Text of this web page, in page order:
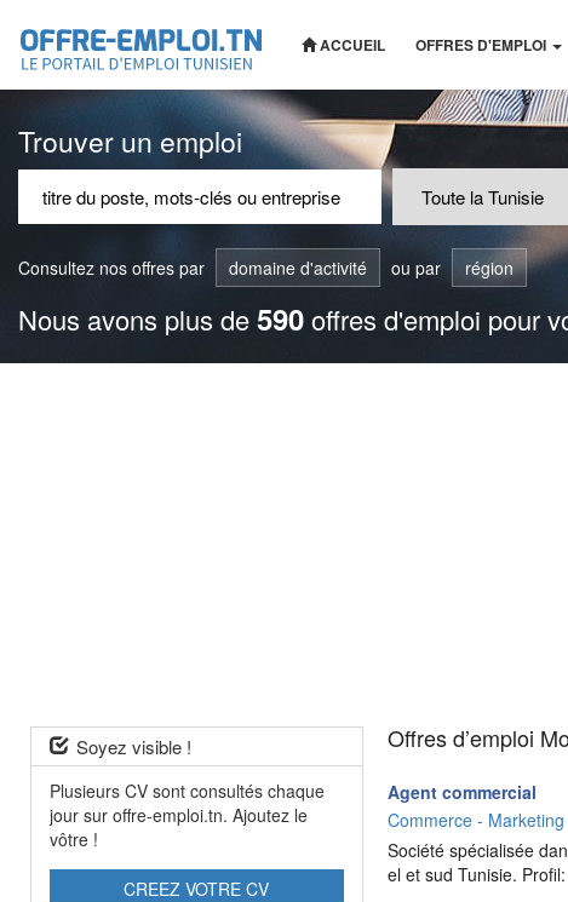
ACCUEIL OFFRES D'EMPLOI
Trouver un emploi
Consultez nos offres par domaine d'activité ou par région
Nous avons plus de590offres d'emploi pour
Soyez visible !
Plusieurs CV sont consultés chaque
jour sur offre-emploi.tn. Ajoutez le
vôtre !
CREEZ VOTRE CV
Offres d’emploi
Agent commercial
Commerce -
Société spécialisée
el et sud Tunisie.